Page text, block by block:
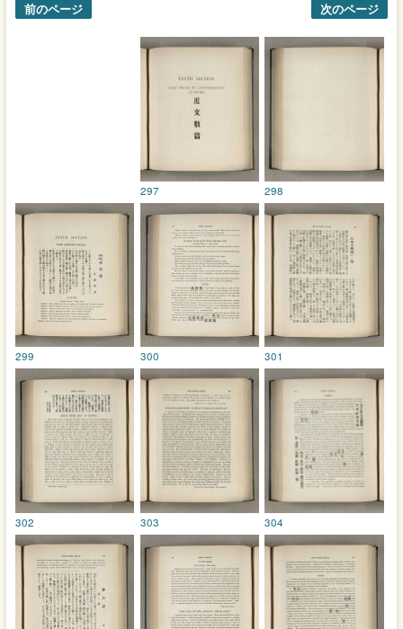
次のページ
前のページ
297 298
299 300 301
302 303 304